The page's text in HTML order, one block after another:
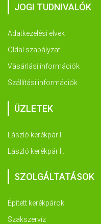
JOGI TUDNIVALÓK
Adatkezelési elvek
Oldal szabályzat
Vásárlási információk
Szállítási információk
ÜZLETEK
László kerékpár I.
László kerékpár II.
SZOLGÁLTATÁSOK
Épített kerékpárok
Szakszervíz